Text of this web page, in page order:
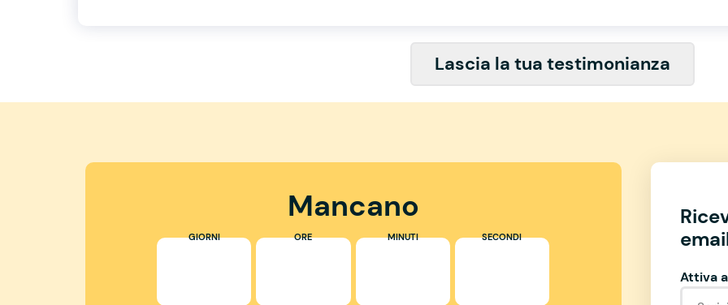
Lascia la tua testimonianza
Mancano
GIORNI ORE MINUTI SECONDI
Attiva